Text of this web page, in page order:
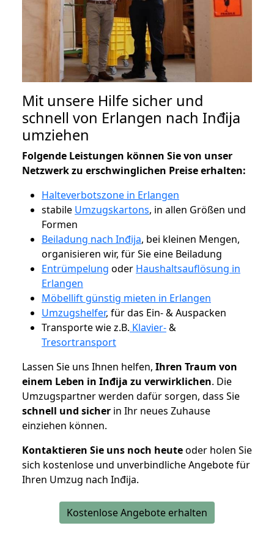
Mit unsere Hilfe sicher und
schnell von Erlangen nach Inđija
umziehen
Folgende Leistungen können Sie von unser
Netzwerk zu erschwinglichen Preise erhalten:
Halteverbotszone in Erlangen
stabile Umzugskartons, in allen Größen und
Formen
Beiladung nach Inđija, bei kleinen Mengen,
organisieren wir, für Sie eine Beiladung
Entrümpelung oder Haushaltsauflösung in
Erlangen
Möbellift günstig mieten in Erlangen
Umzugshelfer, für das Ein- & Auspacken
Transporte wie z.B. Klavier-&
Tresortransport
Lassen Sie uns Ihnen helfen, Ihren Traum von
einem Leben in Inđija zu verwirklichen. Die
Umzugspartner werden dafür sorgen, dass Sie
schnell und sicher in Ihr neues Zuhause
einziehen können.
Kontaktieren Sie uns noch heuteoder holen Sie
sich kostenlose und unverbindliche Angebote für
Ihren Umzug nach Inđija.
Kostenlose Angebote erhalten